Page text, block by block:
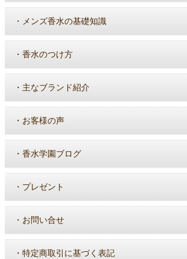
・ メンズ香水の基礎知識
・ 香水のつけ方
・ 主なブランド紹介
・ お客様の声
・ 香水学園ブログ
・ プレゼント
・ お問い合せ
・ 特定商取引に基づく表記